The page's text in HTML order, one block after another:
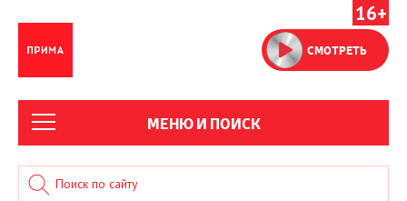
16+
СМОТРЕТЬ
МЕНЮ И ПОИСК